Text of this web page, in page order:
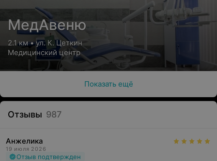
МедАвеню
2.1 км • ул. К. Цеткин
Медицинский центр
Показать ещё
Отзывы 987
Анжелика
19 июля 2026
Отзыв подтвержден